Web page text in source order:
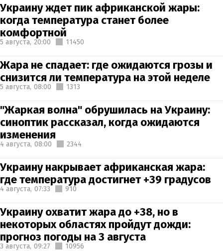
Украину ждет пик африканской жары:
когда температура станет более
комфортной
5 августа, 20:00 11450
Жара не спадает: где ожидаются грозы и
снизится ли температура на этой неделе
5 августа, 08:00 1313
"Жаркая волна" обрушилась на Украину:
синоптик рассказал, когда ожидаются
изменения
4 августа, 08:00 2344
Украину накрывает африканская жара:
где температура достигнет +39 градусов
4 августа, 07:33 910
Украину охватит жара до +38, но в
некоторых областях пройдут дожди:
прогноз погоды на 3 августа
3 августа, 09:27 10956